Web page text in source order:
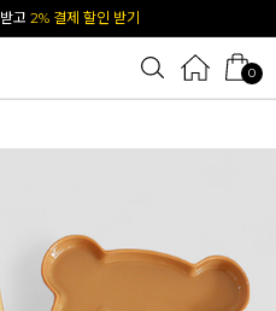
1천원 즉시 할인 쿠폰
0